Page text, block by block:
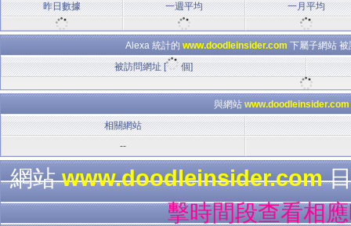
昨日數據
一週平均 一月平均
Alexa 統計的 www.doodleinsider.com 下屬子網站
被訪問網址 [
個]
與網站 www.doodleinsider.com
相關網站
--
網站www.doodleinsider.com
擊時間段查看相